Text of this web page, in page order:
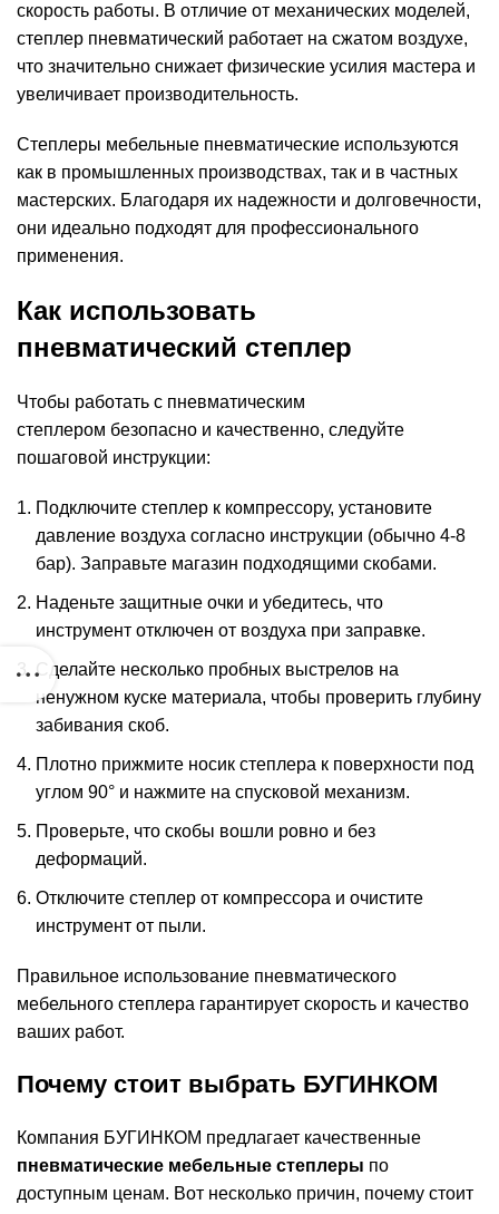
скорость работы. В отличие от механических моделей,
степлер пневматический работает на сжатом воздухе,
что значительно снижает физические усилия мастера и
увеличивает производительность.
Степлеры мебельные пневматические используются
как в промышленных производствах, так и в частных
мастерских. Благодаря их надежности и долговечности,
они идеально подходят для профессионального
применения.
Как использовать
пневматический степлер
Чтобы работать с пневматическим
степлером безопасно и качественно, следуйте
пошаговой инструкции:
Подключите степлер к компрессору, установите
давление воздуха согласно инструкции (обычно 4-8
бар). Заправьте магазин подходящими скобами.
Наденьте защитные очки и убедитесь, что
инструмент отключен от воздуха при заправке.
Сделайте несколько пробных выстрелов на
ненужном куске материала, чтобы проверить глубину
забивания скоб.
Плотно прижмите носик степлера к поверхности под
углом 90° и нажмите на спусковой механизм.
Проверьте, что скобы вошли ровно и без
деформаций.
Отключите степлер от компрессора и очистите
инструмент от пыли.
Правильное использование пневматического
мебельного степлера гарантирует скорость и качество
ваших работ.
Почему стоит выбрать БУГИНКОМ
Компания БУГИНКОМ предлагает качественные
пневматические мебельные степлеры по
доступным ценам. Вот несколько причин, почему стоит